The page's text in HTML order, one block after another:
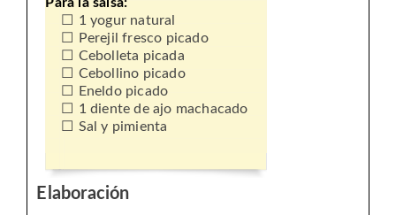
1 yogur natural
Perejil fresco picado
Cebolleta picada
Cebollino picado
Eneldo picado
1 diente de ajo machacado
Sal y pimienta
Elaboración